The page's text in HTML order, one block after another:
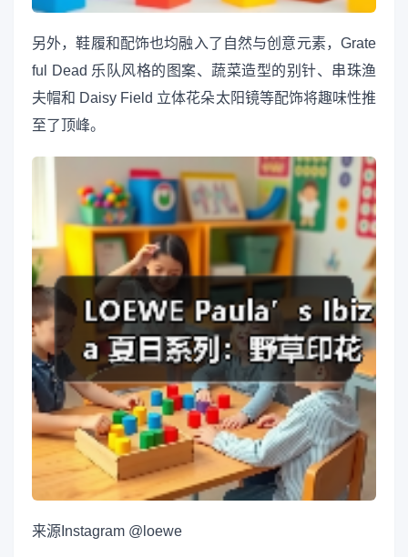
另外，鞋履和配饰也均融入了自然与创意元素，Grate
ful Dead 乐队风格的图案、蔬菜造型的别针、串珠渔
夫帽和 Daisy Field 立体花朵太阳镜等配饰将趣味性推
至了顶峰。
来源 Instagram @loewe